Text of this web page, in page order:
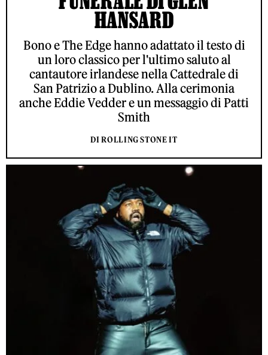
HANSARD
Bono e The Edge hanno adattato il testo di
un loro classico per l'ultimo saluto al
cantautore irlandese nella Cattedrale di
San Patrizio a Dublino. Alla cerimonia
anche Eddie Vedder e un messaggio di Patti
Smith
DI ROLLING STONE IT